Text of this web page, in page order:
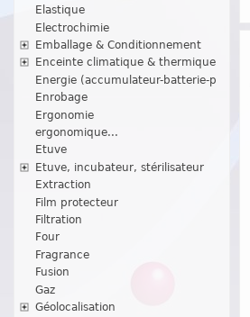
Elastique
Electrochimie
Emballage & Conditionnement
Enceinte climatique & thermique
Energie (accumulateur-batterie-p
Enrobage
Ergonomie
ergonomique...
Etuve
Etuve, incubateur, stérilisateur
Extraction
Film protecteur
Filtration
Four
Fragrance
Fusion
Gaz
Géolocalisation